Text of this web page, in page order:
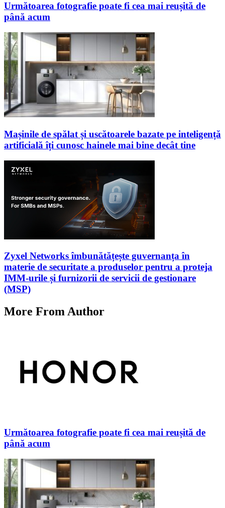
Următoarea fotografie poate fi cea mai reușită de
până acum
Mașinile de spălat și uscătoarele bazate pe inteligență
artificială îți cunosc hainele mai bine decât tine
Zyxel Networks îmbunătățește guvernanța în
materie de securitate a produselor pentru a proteja
IMM-urile și furnizorii de servicii de gestionare
(MSP)
More From Author
Următoarea fotografie poate fi cea mai reușită de
până acum